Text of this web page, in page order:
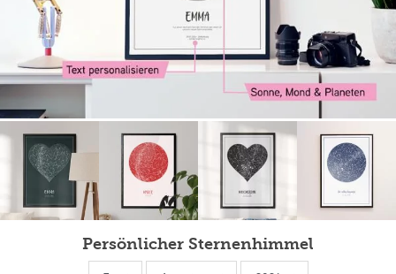
Persönlicher Sternenhimmel